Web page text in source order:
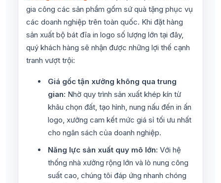
gia công các sản phẩm gốm sứ quà tặng phục vụ
các doanh nghiệp trên toàn quốc. Khi đặt hàng
sản xuất bộ bát đĩa in logo số lượng lớn tại đây,
quý khách hàng sẽ nhận được những lợi thế cạnh
tranh vượt trội:
Giá gốc tận xưởng không qua trung
gian: Nhờ quy trình sản xuất khép kín từ
khâu chọn đất, tạo hình, nung nấu đến in ấn
logo, xưởng cam kết mức giá sỉ tối ưu nhất
cho ngân sách của doanh nghiệp.
Năng lực sản xuất quy mô lớn: Với hệ
thống nhà xưởng rộng lớn và lò nung công
suất cao, chúng tôi đáp ứng nhanh chóng